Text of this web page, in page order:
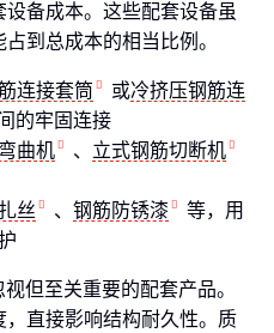
备成本。这些配套设备虽
到总成本的相当比例。
连接套筒 或冷挤压钢筋连
的牢固连接
曲机 、 立式钢筋切断机
丝 、 钢筋防锈漆
等，用
但至关重要的配套产品。
直接影响结构耐久性。质